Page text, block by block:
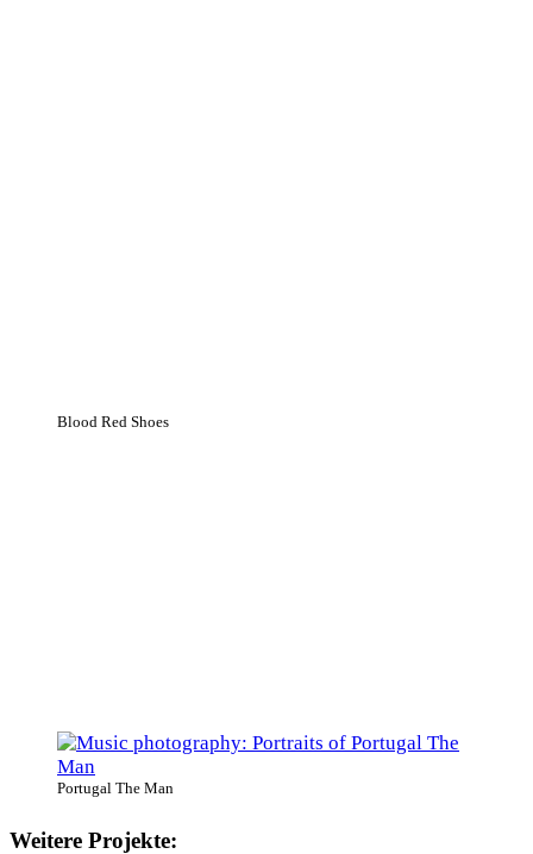
Blood Red Shoes
Portugal The Man
Weitere Projekte: